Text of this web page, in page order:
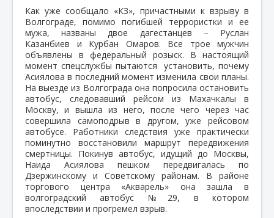
Как уже сообщало «КЗ», причастными к взрыву в
Волгограде, помимо погибшей террористки и ее
мужа, названы двое дагестанцев – Руслан
Казанбиев и Курбан Омаров. Все трое мужчин
объявлены в федеральный розыск. В настоящий
момент спецслужбы пытаются установить, почему
Асиялова в последний момент изменила свои планы.
На выезде из Волгограда она попросила остановить
автобус, следовавший рейсом из Махачкалы в
Москву, и вышла из него, после чего через час
совершила самоподрыв в другом, уже рейсовом
автобусе. Работники следствия уже практически
поминутно восстановили маршрут передвижения
смертницы. Покинув автобус, идущий до Москвы,
Наида Асиялова пешком передвигалась по
Дзержинскому и Советскому районам. В районе
торгового центра «Акварель» она зашла в
волгоградский автобус №29, в котором
впоследствии и прогремел взрыв.